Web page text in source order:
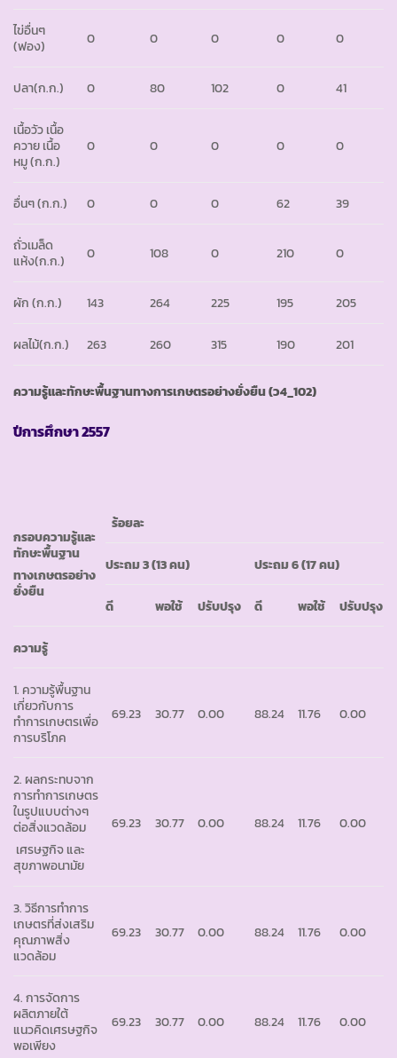
ไข่อื่นๆ
(ฟอง)
0 0 0 0 0
ปลา(ก.ก.) 0 80 102 0 41
เนื้อวัว เนื้อ
ควาย เนื้อ
หมู (ก.ก.)
0 0 0 0 0
อื่นๆ (ก.ก.) 0 0 0 62 39
ถั่วเมล็ด
แห้ง(ก.ก.)
0 108 0 210 0
ผัก (ก.ก.) 143 264 225 195 205
ผลไม้(ก.ก.) 263 260 315 190 201
ความรู้และทักษะพื้นฐานทางการเกษตรอย่างยั่งยืน (ว4_102)
ปีการศึกษา2557
กรอบความรู้และ
ทักษะพื้นฐาน
ทางเกษตรอย่าง
ยั่งยืน
ร้อยละ
ประถม3 (13 คน) ประถม6 (17 คน)
ดี พอใช้ ปรับปรุง ดี พอใช้ ปรับปรุง
ความรู้
1. ความรู้พื้นฐาน
เกี่ยวกับการ
ทำการเกษตรเพื่อ
การบริโภค
69.23 30.77 0.00 88.24 11.76 0.00
2. ผลกระทบจาก
การทำการเกษตร
ในรูปแบบต่างๆ
ต่อสิ่งแวดล้อม
เศรษฐกิจ และ
สุขภาพอนามัย
69.23 30.77 0.00 88.24 11.76 0.00
3. วิธีการทำการ
เกษตรที่ส่งเสริม
คุณภาพสิ่ง
แวดล้อม
69.23 30.77 0.00 88.24 11.76 0.00
4. การจัดการ
ผลิตภายใต้
แนวคิดเศรษฐกิจ
พอเพียง
69.23 30.77 0.00 88.24 11.76 0.00